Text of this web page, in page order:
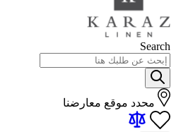
Search
محدد موقع معارضنا